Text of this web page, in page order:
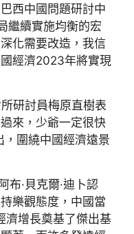
西中國問題研討中
繼續實施均衡的宏
化需要改造，我信
經濟2023年將實現
研討員梅原直樹表
來，少爺一定很快
，圍繞中國經濟遠景
布·貝克爾·迪卜認
樂觀態度，中國當
濟增長奠基了傑出基